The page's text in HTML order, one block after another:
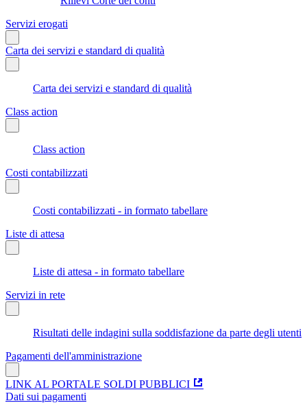
Servizi erogati
Carta dei servizi e standard di qualità
Carta dei servizi e standard di qualità
Class action
Class action
Costi contabilizzati
Costi contabilizzati - in formato tabellare
Liste di attesa
Liste di attesa - in formato tabellare
Servizi in rete
Risultati delle indagini sulla soddisfazione da parte degli utenti
Pagamenti dell'amministrazione
LINK AL PORTALE SOLDI PUBBLICI
Dati sui pagamenti